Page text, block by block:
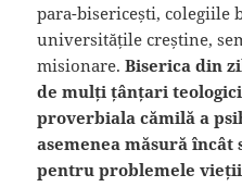
para-bisericești, colegiile
universitățile creștine,
misionare.Biserica din
de mulți țânțari
proverbiala cămilă a
asemenea măsură
pentru problemele